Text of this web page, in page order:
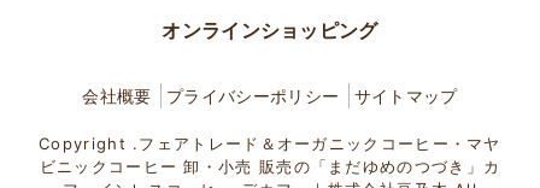
オンラインショッピング
会社概要 プライバシーポリシー サイトマップ
Copyright .フェアトレード＆オーガニックコーヒー・マヤ
ビニックコーヒー 卸・小売 販売の「まだゆめのつづき」カ